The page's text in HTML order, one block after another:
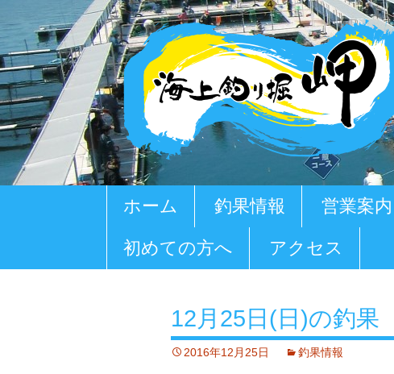
ツ
ホーム 釣果情報 営業案内
初めての方へ アクセス
12月25日(日)の釣果
2016年12月25日 釣果情報